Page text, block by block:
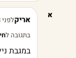
א אריקלפני 3 שנים
בתגובה ל
במגבת